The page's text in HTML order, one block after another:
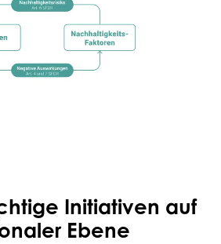
Initiativen auf
Ebene